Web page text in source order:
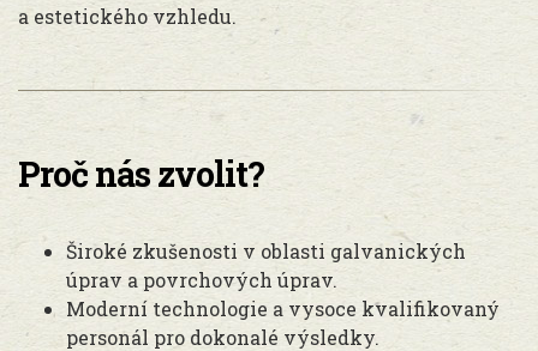
a estetického vzhledu.
Proč nás zvolit?
Široké zkušenosti v oblasti galvanických
úprav a povrchových úprav.
Moderní technologie a vysoce kvalifikovaný
personál pro dokonalé výsledky.